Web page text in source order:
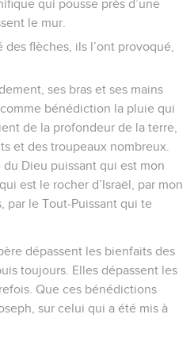
qui pousse près d’une
le mur.
flèches, ils l’ont provoqué,
ses bras et ses mains
bénédiction la pluie qui
de la profondeur de la terre,
et des troupeaux nombreux.
Dieu puissant qui est mon
est le rocher d’Israël, par mon
par le Tout-Puissant qui te
dépassent les bienfaits des
toujours. Elles dépassent les
Que ces bénédictions
sur celui qui a été mis à